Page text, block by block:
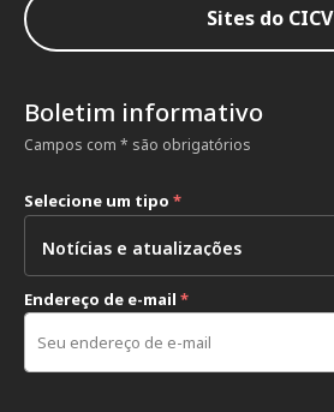
Sites do CICV
Boletim informativo
Campos com * são obrigatórios
Selecione um tipo *
Endereço de e-mail *